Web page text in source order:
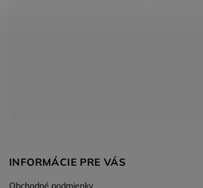
INFORMÁCIE PRE VÁS
Obchodné podmienky